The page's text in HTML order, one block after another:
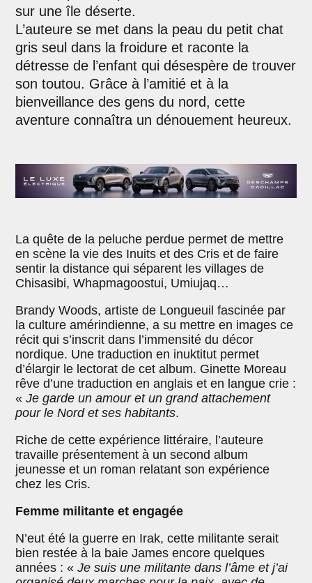
sur une île déserte.
L’auteure se met dans la peau du petit chat
gris seul dans la froidure et raconte la
détresse de l’enfant qui désespère de trouver
son toutou. Grâce à l’amitié et à la
bienveillance des gens du nord, cette
aventure connaîtra un dénouement heureux.
La quête de la peluche perdue permet de mettre
en scène la vie des Inuits et des Cris et de faire
sentir la distance qui séparent les villages de
Chisasibi, Whapmagoostui, Umiujaq…
Brandy Woods, artiste de Longueuil fascinée par
la culture amérindienne, a su mettre en images ce
récit qui s’inscrit dans l’immensité du décor
nordique. Une traduction en inuktitut permet
d’élargir le lectorat de cet album. Ginette Moreau
rêve d’une traduction en anglais et en langue crie :
«Je garde un amour et un grand attachement
pour le Nord et ses habitants.
Riche de cette expérience littéraire, l’auteure
travaille présentement à un second album
jeunesse et un roman relatant son expérience
chez les Cris.
Femme militante et engagée
N’eut été la guerre en Irak, cette militante serait
bien restée à la baie James encore quelques
années : «Je suis une militante dans l’âme et j’ai